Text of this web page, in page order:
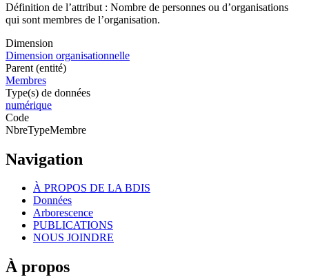
Définition de l’attribut : Nombre de personnes ou d’organisations
qui sont membres de l’organisation.
Dimension
Dimension organisationnelle
Parent (entité)
Membres
Type(s) de données
numérique
Code
NbreTypeMembre
Navigation
À PROPOS DE LA BDIS
Données
Arborescence
PUBLICATIONS
NOUS JOINDRE
À propos